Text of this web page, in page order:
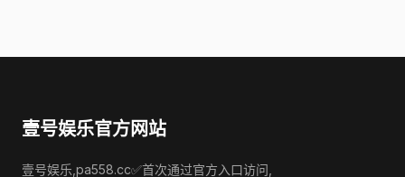
壹号娱乐官方网站
壹号娱乐,pa558.cc✅首次通过官方入口访问,